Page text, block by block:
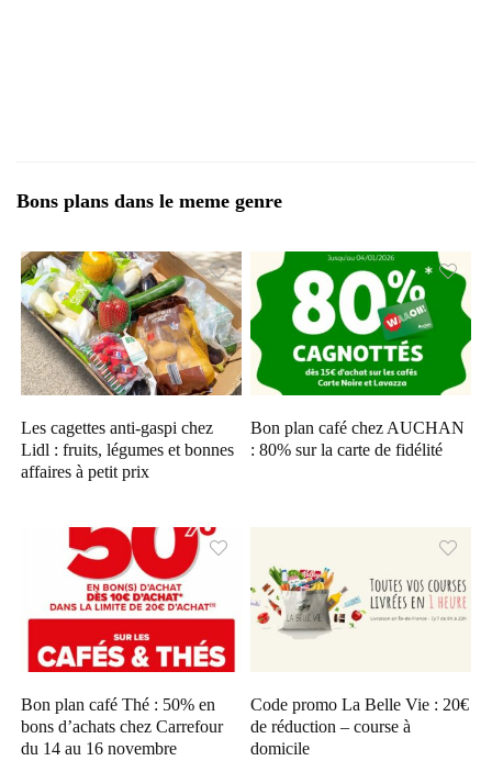
Bons plans dans le meme genre
Les cagettes anti-gaspi chez
Lidl : fruits, légumes et bonnes
affaires à petit prix
Bon plan café chez AUCHAN
: 80% sur la carte de fidélité
Bon plan café Thé : 50% en
bons d’achats chez Carrefour
du 14 au 16 novembre
Code promo La Belle Vie : 20€
de réduction – course à
domicile